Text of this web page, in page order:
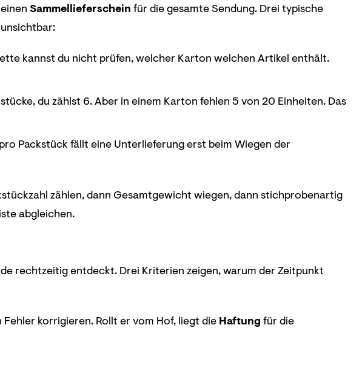
Sammellieferschein für die gesamte Sendung. Drei typische
kannst du nicht prüfen, welcher Karton welchen Artikel enthält.
du zählst 6. Aber in einem Karton fehlen 5 von 20 Einheiten. Das
Packstück fällt eine Unterlieferung erst beim Wiegen der
zählen, dann Gesamtgewicht wiegen, dann stichprobenartig
abgleichen.
rechtzeitig entdeckt. Drei Kriterien zeigen, warum der Zeitpunkt
korrigieren. Rollt er vom Hof, liegt die Haftung für die